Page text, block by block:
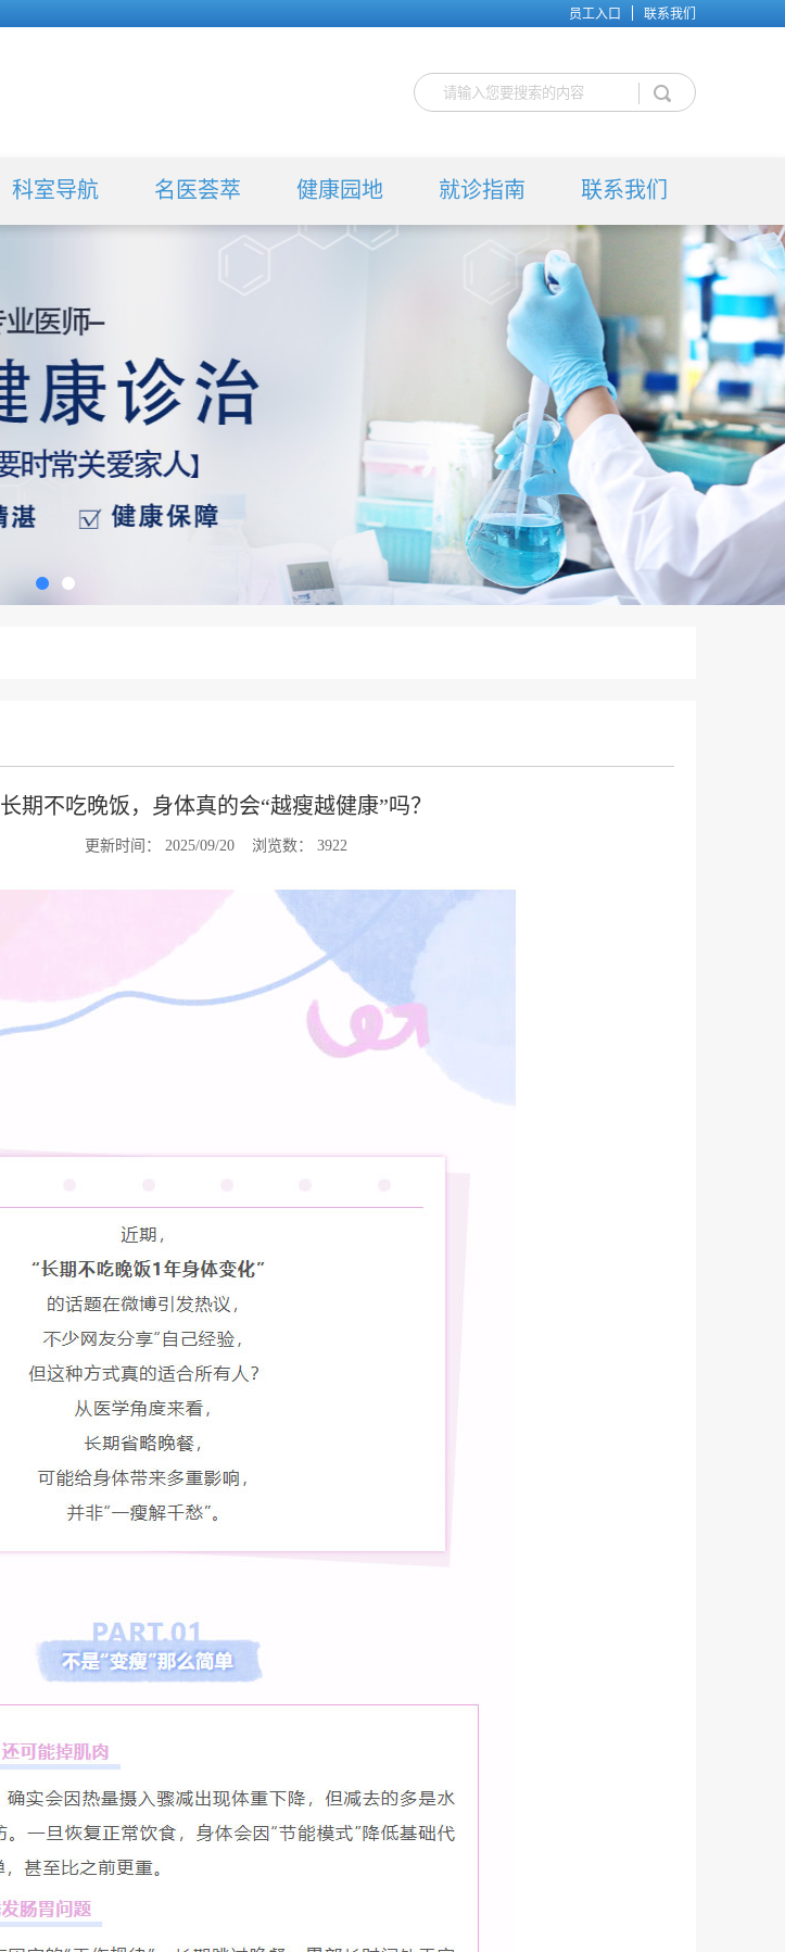
员工入口 联系我们
科室导航 名医荟萃 健康园地 就诊指南 联系我们
长期不吃晚饭，身体真的会“越瘦越健康”吗？
更新时间： 2025/09/20 浏览数： 3922